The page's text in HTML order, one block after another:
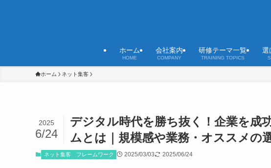
ホーム
HOME
会社案内
COMPANY
研修テーマ一覧
TRAINING TOPICS
選
ホーム ネット集客
デジタル時代を勝ち抜く！企業を成
ムとは｜規模感や業務・オススメの
2025
6/24
ネット集客 フレームワーク 2025/03/03 2025/06/24